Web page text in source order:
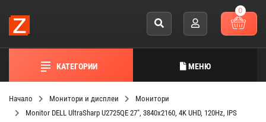
0
КАТЕГОРИИ МЕНЮ
Начало Монитори и дисплеи
Монитори
Monitor DELL UltraSharp U2725QE 27", 3840x2160, 4K UHD, 120Hz, IPS